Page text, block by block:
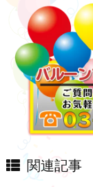
関連記事